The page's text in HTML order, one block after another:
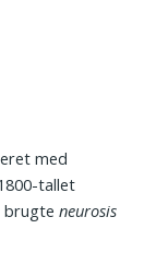
med
tallet
brugteneurosis